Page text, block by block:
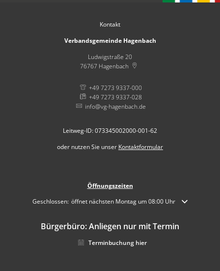
Kontakt
Verbandsgemeinde Hagenbach
Ludwigstraße 20
76767 Hagenbach
+49 7273 9337-000
+49 7273 9337-028
info@vg-hagenbach.de
Leitweg-ID: 073345002000-001-62
oder nutzen Sie unser Kontaktformular
Öffnungszeiten
Klicken, um weitere Öffnungs- oder Schließzeiten auszublenden
Geschlossen: öffnet nächsten Montag um 08:00 Uhr
Bürgerbüro: Anliegen nur mit Termin
Terminbuchung hier